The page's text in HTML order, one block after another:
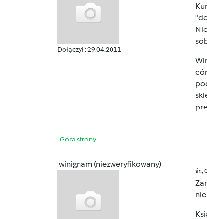
Dołączył : 29.04.2011
Góra strony
winignam (niezweryfikowany)
śr.,